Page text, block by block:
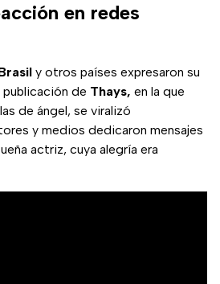
en redes
y otros países expresaron su
de Thays, en la que
de ángel, se viralizó
y medios dedicaron mensajes
actriz, cuya alegría era